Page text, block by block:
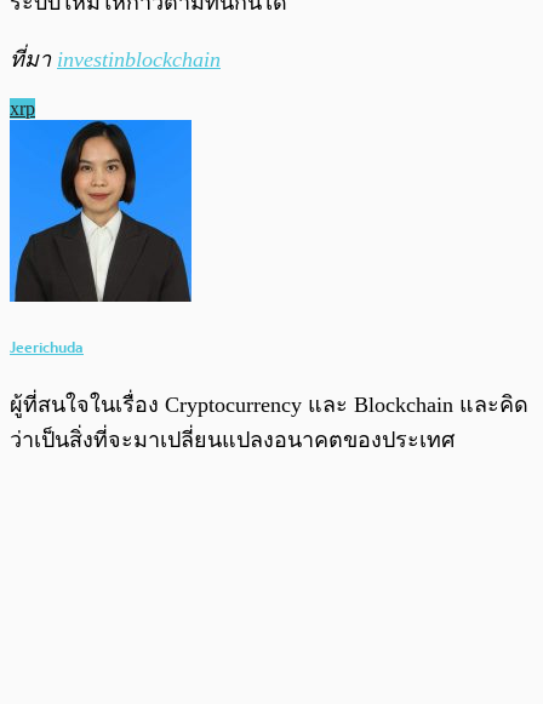
ที่มา investinblockchain
xrp
Jeerichuda
ผู้ที่สนใจในเรื่อง Cryptocurrency และ Blockchain และคิด
ว่าเป็นสิ่งที่จะมาเปลี่ยนแปลงอนาคตของประเทศ